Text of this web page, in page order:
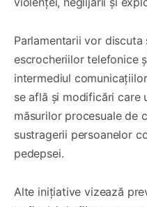
Parlamentarii vor
escrocheriilor telefonice
intermediul
se află și modificări care
măsurilor procesuale de
sustragerii persoanelor
pedepsei.
Alte inițiative vizează